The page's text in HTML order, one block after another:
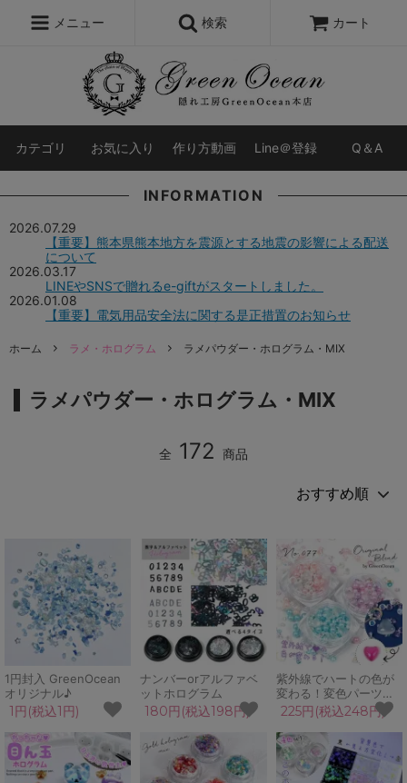
メニュー 検索 カート
カテゴリ お気に入り 作り方動画 Line＠登録 Q＆A
INFORMATION
2026.07.29
【重要】熊本県熊本地方を震源とする地震の影響による配送
について
2026.03.17
LINEやSNSで贈れるe-giftがスタートしました。
2026.01.08
【重要】電気用品安全法に関する是正措置のお知らせ
ホーム ラメ・ホログラム ラメパウダー・ホログラム・MIX
ラメパウダー・ホログラム・MIX
全 172 商品
1円封入 GreenOcean
オリジナル♪
1円(税込1円)
ナンバーorアルファベ
ットホログラム
180円(税込198円)
紫外線でハートの色が
変わる！変色パーツ入
り封入MIX レジン封入
素材 デコ ビジュー 穴
なしパール クリスマス
225円(税込248円)
シリコンモールド